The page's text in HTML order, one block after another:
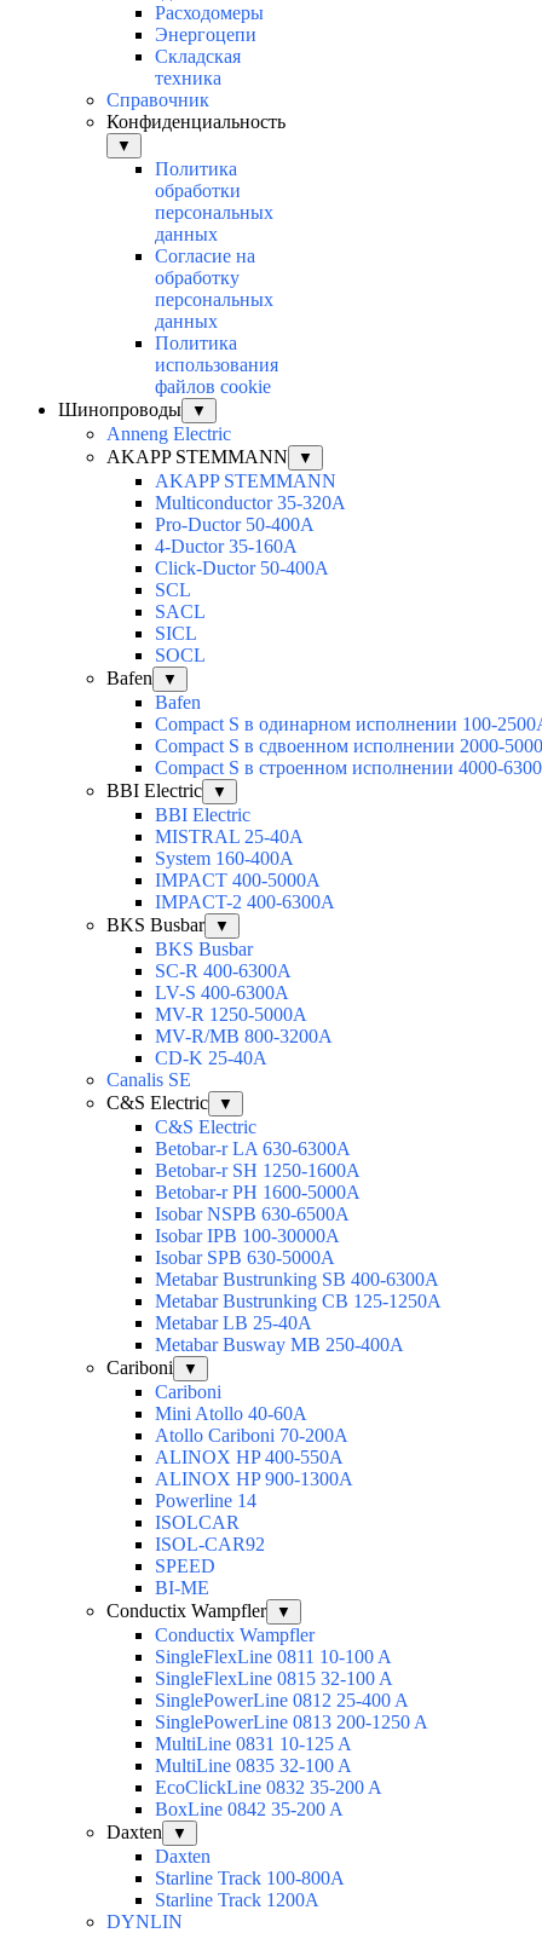
Расходомеры
Энергоцепи
Складская
техника
Справочник
Конфиденциальность
▼
Политика
обработки
персональных
данных
Согласие на
обработку
персональных
данных
Политика
использования
файлов cookie
Шинопроводы
▼
Anneng Electric
AKAPP STEMMANN
▼
AKAPP STEMMANN
Multiconductor 35-320A
Pro-Ductor 50-400A
4-Ductor 35-160A
Click-Ductor 50-400A
SCL
SACL
SICL
SOCL
Bafen
▼
Bafen
Compact S в одинарном исполнении 100-
Compact S в сдвоенном исполнении 2000-
Compact S в строенном исполнении 4000-
BBI Electric
▼
BBI Electric
MISTRAL 25-40А
System 160-400А
IMPACT 400-5000А
IMPACT-2 400-6300А
BKS Busbar
▼
BKS Busbar
SC-R 400-6300A
LV-S 400-6300A
MV-R 1250-5000A
MV-R/MB 800-3200A
CD-K 25-40A
Canalis SE
C&S Electric
▼
C&S Electric
Betobar-r LA 630-6300A
Betobar-r SH 1250-1600A
Betobar-r PH 1600-5000A
Isobar NSPB 630-6500A
Isobar IPB 100-30000A
Isobar SPB 630-5000A
Metabar Bustrunking SB 400-6300A
Metabar Bustrunking CB 125-1250A
Metabar LB 25-40A
Metabar Busway MB 250-400A
Cariboni
▼
Cariboni
Mini Atollo 40-60A
Atollo Cariboni 70-200A
ALINOX HP 400-550A
ALINOX HP 900-1300A
Powerline 14
ISOLCAR
ISOL-CAR92
SPEED
BI-ME
Conductix Wampfler
▼
Conductix Wampfler
SingleFlexLine 0811 10-100 A
SingleFlexLine 0815 32-100 A
SinglePowerLine 0812 25-400 A
SinglePowerLine 0813 200-1250 A
MultiLine 0831 10-125 A
MultiLine 0835 32-100 A
EcoClickLine 0832 35-200 A
BoxLine 0842 35-200 A
Daxten
▼
Daxten
Starline Track 100-800А
Starline Track 1200А
DYNLIN